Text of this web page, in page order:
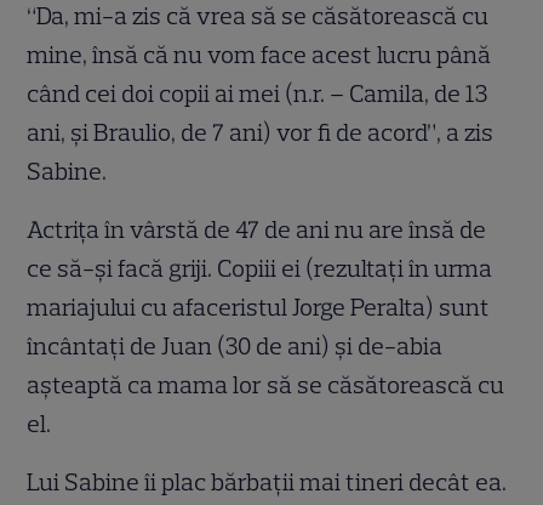
“Da, mi-a zis că vrea să se căsătorească cu
mine, însă că nu vom face acest lucru până
când cei doi copii ai mei (n.r. – Camila, de 13
ani, şi Braulio, de 7 ani) vor fi de acord”, a zis
Sabine.
Actriţa în vârstă de 47 de ani nu are însă de
ce să-şi facă griji. Copiii ei (rezultaţi în urma
mariajului cu afaceristul Jorge Peralta) sunt
încântaţi de Juan (30 de ani) şi de-abia
aşteaptă ca mama lor să se căsătorească cu
el.
Lui Sabine îi plac bărbaţii mai tineri decât ea.